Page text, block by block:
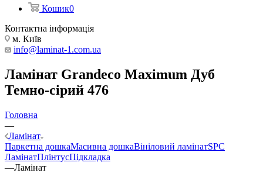
Кошик0
Контактна інформація
м. Київ
info@laminat-1.com.ua
Ламінат Grandeco Maximum Дуб
Темно-сірий 476
Головна
—
Ламінат
Паркетна дошкаМасивна дошкаВініловий ламінатSPC
ЛамінатПлінтусПідкладка
—Ламінат